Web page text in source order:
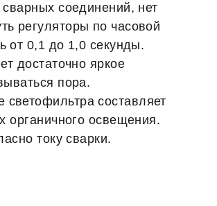
соединений, нет
регуляторы по часовой
от 0,1 до 1,0 секунды.
достаточно яркое
пора.
составляет
органичного освещения.
току сварки.